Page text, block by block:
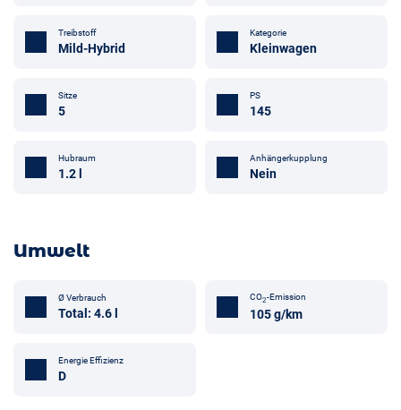
Treibstoff
Mild-Hybrid
Kategorie
Kleinwagen
Sitze
5
PS
145
Hubraum
1.2 l
Anhängerkupplung
Nein
Umwelt
Ø Verbrauch
Total: 4.6 l
CO2-Emission
105 g/km
Energie Effizienz
D